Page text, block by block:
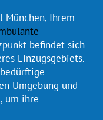
Ihrem
befindet sich
Einzugsgebiets.
Umgebung und
um ihre